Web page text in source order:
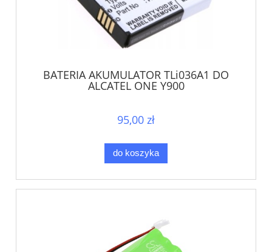
BATERIA AKUMULATOR TLi036A1 DO
ALCATEL ONE Y900
95,00 zł
do koszyka